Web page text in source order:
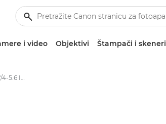
i video Objektivi Štampači i skeneri
Canon EF-M 11-22mm f/4-5.6 IS STM - Objektivi – objektivi za kamere i fotoaparate